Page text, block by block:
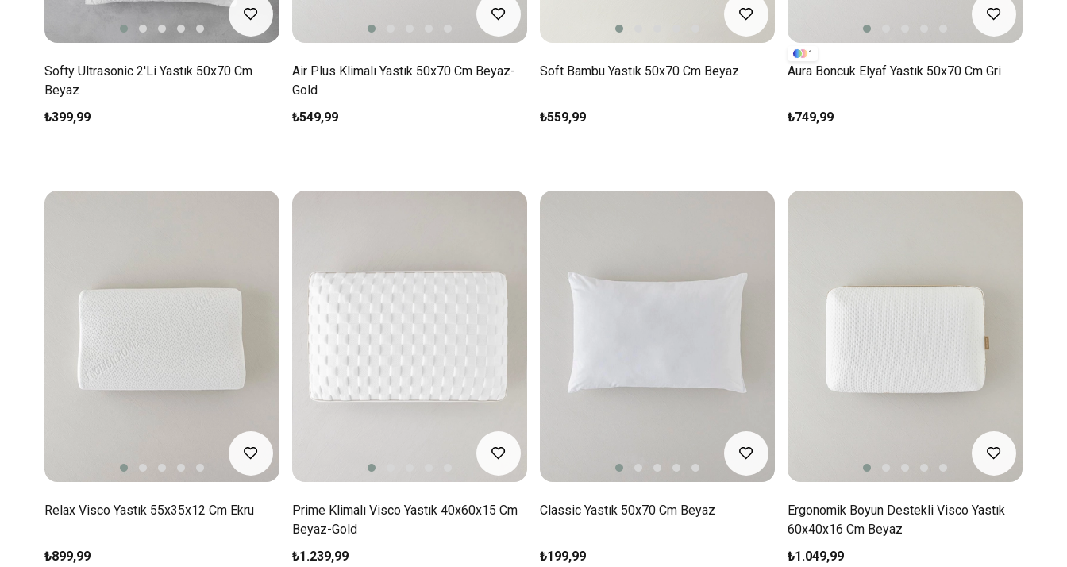
Softy Ultrasonic 2'li Yastık 50x70 Cm
Beyaz
₺399,99
Air Plus Klimalı Yastık 50x70 Cm Beyaz-
Gold
₺549,99
Soft Bambu Yastık 50x70 Cm Beyaz
₺559,99
Aura Boncuk Elyaf Yastık 50x70 Cm Gri
₺749,99
1
Relax Visco Yastık 55x35x12 Cm Ekru
₺899,99
Prime Klimalı Visco Yastık 40x60x15 Cm
Beyaz-Gold
₺1.239,99
Classic Yastık 50x70 Cm Beyaz
₺199,99
Ergonomik Boyun Destekli Visco Yastık
60x40x16 Cm Beyaz
₺1.049,99